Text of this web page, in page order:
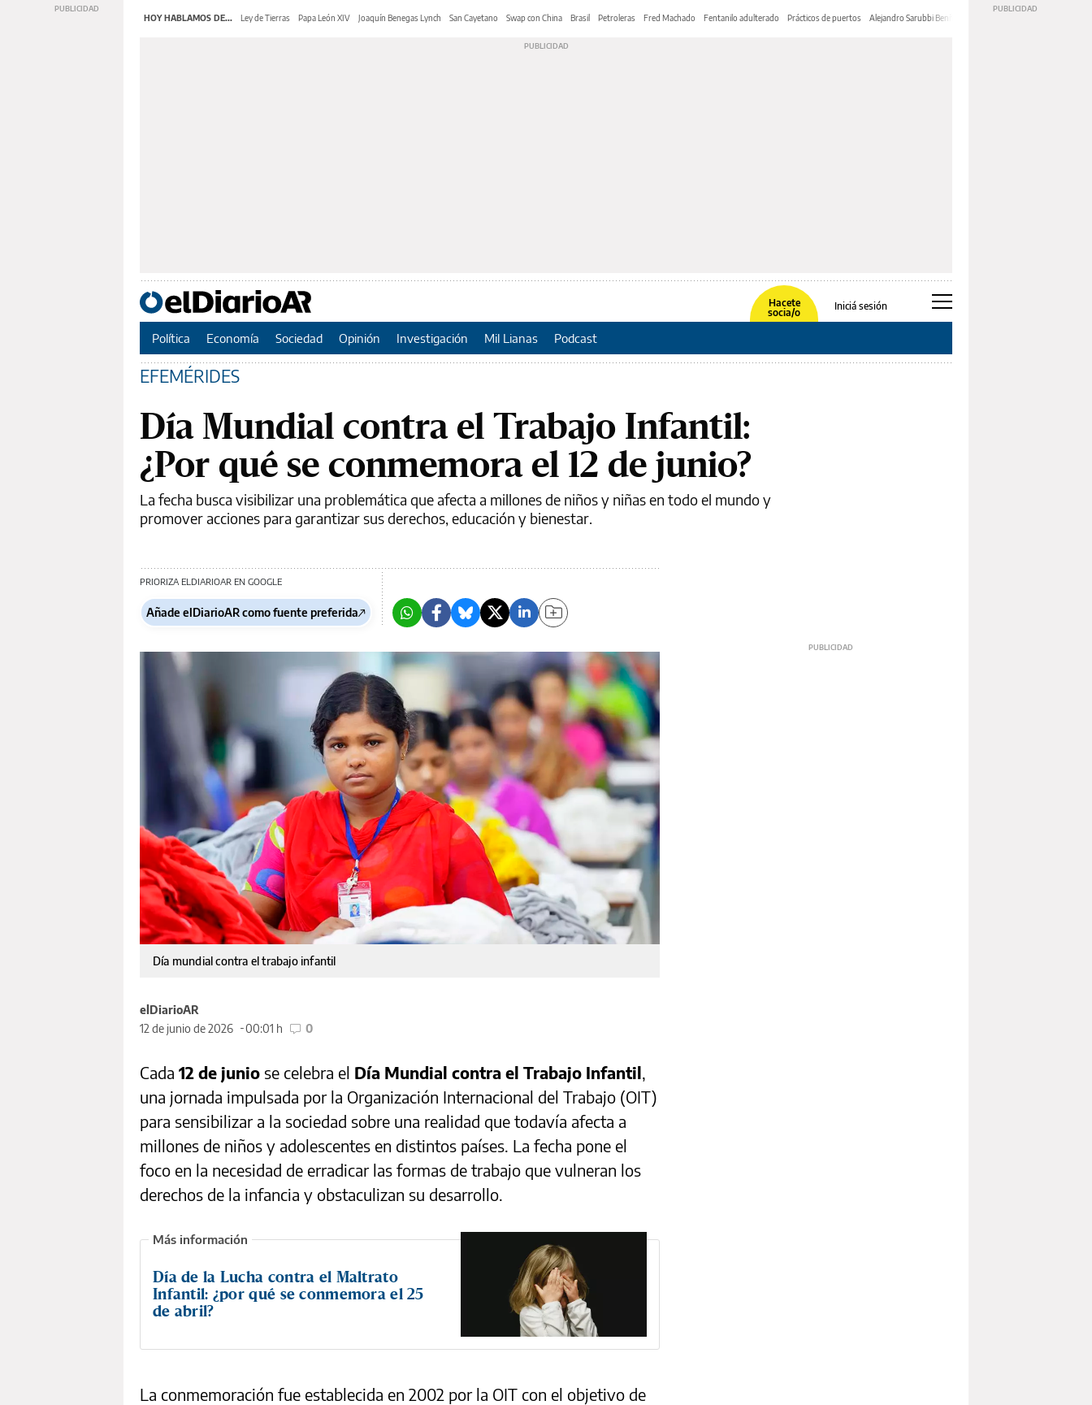
HOY HABLAMOS DE... Ley de Tierras Papa León XIV Joaquín Benegas Lynch San Cayetano Swap con China Brasil Petroleras Fred Machado Fentanilo adulterado Prácticos de puertos Alejandro Sarubbi Benítez
Hacete
socia/o
Iniciá sesión
Política Economía Sociedad Opinión Investigación Mil Lianas Podcast
EFEMÉRIDES
Día Mundial contra el Trabajo Infantil:
¿Por qué se conmemora el 12 de junio?
La fecha busca visibilizar una problemática que afecta a millones de niños y niñas en todo el mundo y
promover acciones para garantizar sus derechos, educación y bienestar.
PRIORIZA ELDIARIOAR EN GOOGLE
Añade elDiarioAR como fuente preferida
Día mundial contra el trabajo infantil
elDiarioAR
12 de junio de 2026
00:01 h 0
Cada 12 de junio se celebra el Día Mundial contra el Trabajo Infantil,
una jornada impulsada por la Organización Internacional del Trabajo (OIT)
para sensibilizar a la sociedad sobre una realidad que todavía afecta a
millones de niños y adolescentes en distintos países. La fecha pone el
foco en la necesidad de erradicar las formas de trabajo que vulneran los
derechos de la infancia y obstaculizan su desarrollo.
Día de la Lucha contra el Maltrato
Infantil: ¿por qué se conmemora el 25
de abril?
La conmemoración fue establecida en 2002 por la OIT con el objetivo de